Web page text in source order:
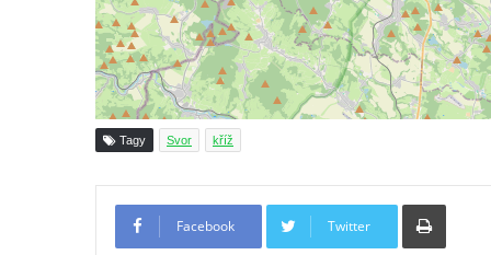
Centrální kříž bývalého hřbitova v Horním
Chlumu
Kříž jižně od Prysku
Boží muka svatého Floriána v Mezné
Neugebauerův kříž východně od Sloupu v
Čechách
Kříž u kostela Zvěstování Panny Marie v
Duchcově
Tagy Svor kříž
Facebook Twitter
Tisknout